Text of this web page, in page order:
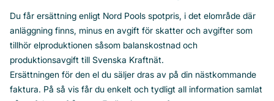
Du får ersättning enligt Nord Pools spotpris, i det elområde där
anläggning finns, minus en avgift för skatter och avgifter som
tillhör elproduktionen såsom balanskostnad och
produktionsavgift till Svenska Kraftnät.
Ersättningen för den el du säljer dras av på din nästkommande
faktura. På så vis får du enkelt och tydligt all information samlat